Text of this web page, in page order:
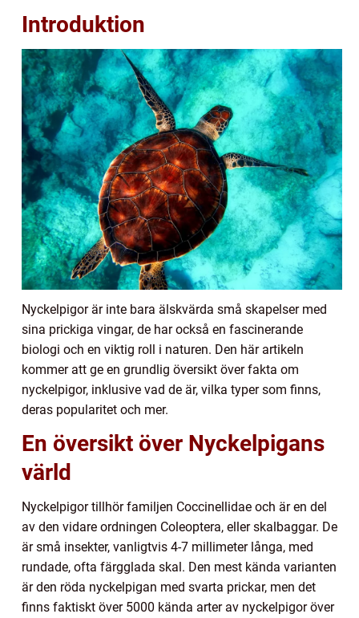
Introduktion
Nyckelpigor är inte bara älskvärda små skapelser med
sina prickiga vingar, de har också en fascinerande
biologi och en viktig roll i naturen. Den här artikeln
kommer att ge en grundlig översikt över fakta om
nyckelpigor, inklusive vad de är, vilka typer som finns,
deras popularitet och mer.
En översikt över Nyckelpigans
värld
Nyckelpigor tillhör familjen Coccinellidae och är en del
av den vidare ordningen Coleoptera, eller skalbaggar. De
är små insekter, vanligtvis 4-7 millimeter långa, med
rundade, ofta färgglada skal. Den mest kända varianten
är den röda nyckelpigan med svarta prickar, men det
finns faktiskt över 5000 kända arter av nyckelpigor över